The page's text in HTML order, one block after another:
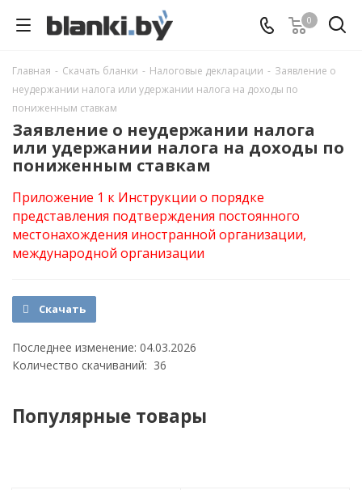
0
Главная - Скачать бланки - Налоговые декларации - Заявление о
неудержании налога или удержании налога на доходы по
пониженным ставкам
Заявление о неудержании налога
или удержании налога на доходы по
пониженным ставкам
Приложение 1 к Инструкции о порядке
представления подтверждения постоянного
местонахождения иностранной организации,
международной организации
Скачать
Последнее изменение: 04.03.2026
Количество скачиваний: 36
Популярные товары